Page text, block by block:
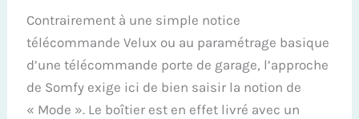
Contrairement à une simple notice
télécommande Velux ou au paramétrage basique
d’une télécommande porte de garage, l’approche
de Somfy exige ici de bien saisir la notion de
« Mode ». Le boîtier est en effet livré avec un